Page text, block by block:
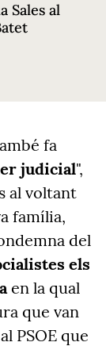
Sales al
fa
judicial",
al voltant
família,
del
els
en la qual
que van
PSOE que